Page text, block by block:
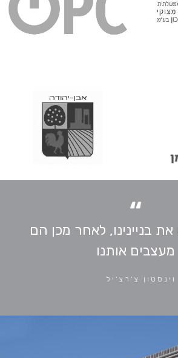
“
בניינינו, לאחר מכן הם
מעצבים אותנו
וינסטון צ'רצ'יל